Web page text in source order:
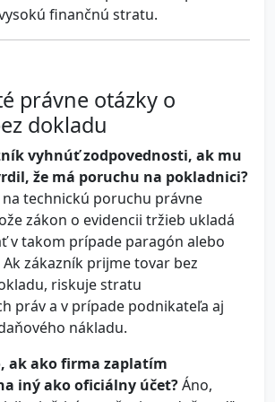
finančnú stratu.
právne otázky o
dokladu
vyhnúť zodpovednosti, ak mu
že má poruchu na pokladnici?
technickú poruchu právne
zákon o evidencii tržieb ukladá
v takom prípade paragón alebo
zákazník prijme tovar bez
riskuje stratu
práv a v prípade podnikateľa aj
nákladu.
ak ako firma zaplatím
iný ako oficiálny účet?Áno,